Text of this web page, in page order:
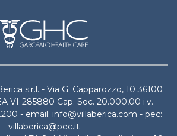
s.r.l. - Via G. Capparozzo, 10 36100
VI-285880 Cap. Soc. 20.000,00 i.v.
- email: info@villaberica.com - pec:
villaberica@pec.it